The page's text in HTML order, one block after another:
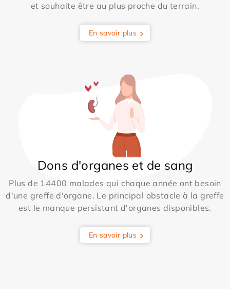
et souhaite être au plus proche du terrain.
En savoir plus
Dons d'organes et de sang
Plus de 14400 malades qui chaque année ont besoin
d'une greffe d'organe. Le principal obstacle à la greffe
est le manque persistant d'organes disponibles.
En savoir plus